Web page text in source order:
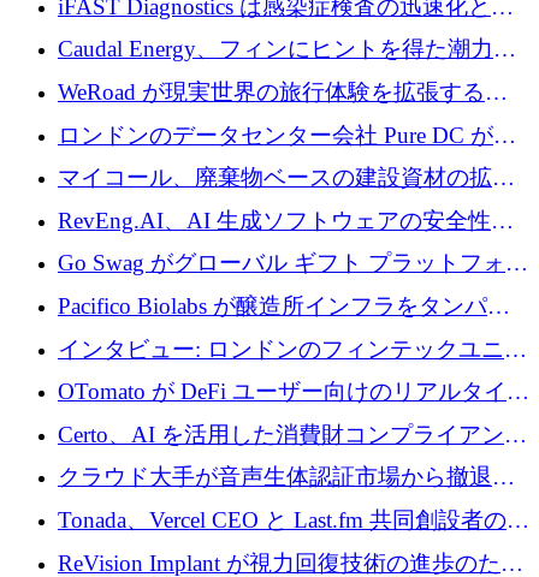
ロのディープテック基金を立ち上げる
iFAST Diagnostics は感染症検査の迅速化と抗
菌薬耐性への取り組みに 500 万ポンドを寄付
Caudal Energy、フィンにヒントを得た潮力発
電技術の規模拡大に向けて 430 万ポンドを調
WeRoad が現実世界の旅行体験を拡張するた
めに 5,800 万ドルを獲得
ロンドンのデータセンター会社 Pure DC が欧
州と中東の拡張に 27 億ドルを確保
マイコール、廃棄物ベースの建設資材の拡大
に400万ポンドを投資
RevEng.AI、AI 生成ソフトウェアの安全性を
確保するために 1,500 万ドルを調達
Go Swag がグローバル ギフト プラットフォー
ムを拡大するために 500 万ドルを調達
Pacifico Biolabs が醸造所インフラをタンパク
質生産に転換するために 700 万ユーロを調達
インタビュー: ロンドンのフィンテックユニコ
ーン Tide の CEO、オリバー・プリル氏
OTomato が DeFi ユーザー向けのリアルタイム
インテリジェンス レイヤーを構築するために
Improbable から 200 万ドルを調達
Certo、AI を活用した消費財コンプライアンス
プラットフォームのために 400 万ドルを調達
クラウド大手が音声生体認証市場から撤退す
るなか、Voxmindが54万6,000ポンドのプレシ
ード資金を調達
Tonada、Vercel CEO と Last.fm 共同創設者の支
援を受けてステルス撤退
ReVision Implant が視力回復技術の進歩のため